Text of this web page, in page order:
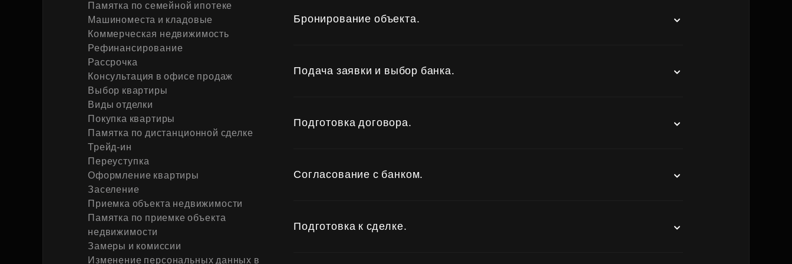
Рефинансирование
Памятка по семейной ипотеке
Машиноместа и кладовые
Коммерческая недвижимость
Рефинансирование
Рассрочка
Консультация в офисе продаж
Выбор квартиры
Виды отделки
Покупка квартиры
Памятка по дистанционной сделке
Трейд-ин
Переуступка
Оформление квартиры
Заселение
Приемка объекта недвижимости
Памятка по приемке объекта
недвижимости
Замеры и комиссии
Изменение персональных данных в
Бронирование объекта.
Подача заявки и выбор банка.
Подготовка договора.
Согласование с банком.
Подготовка к сделке.